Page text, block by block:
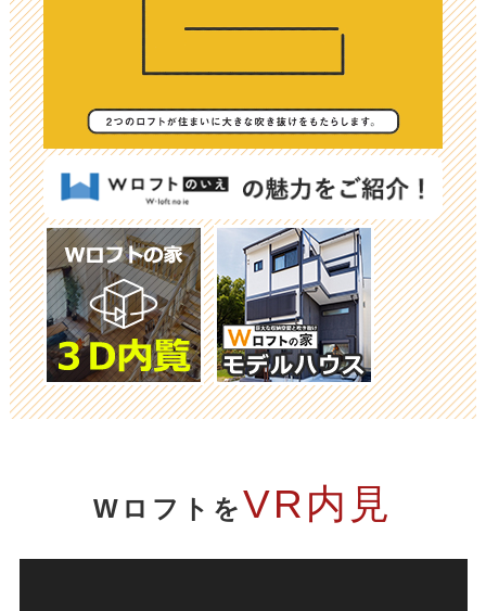
WロフトをVR内見